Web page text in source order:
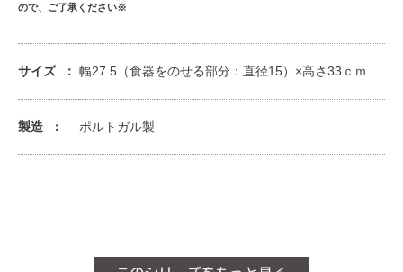
ので、ご了承ください※
サイズ 幅27.5（食器をのせる部分：直径15）×高さ33ｃｍ
製造 ポルトガル製